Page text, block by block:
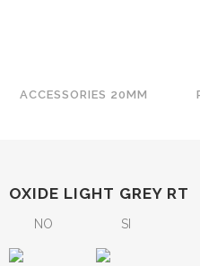
ACCESSORIES 20MM
OXIDE LIGHT GREY RT
NO SI